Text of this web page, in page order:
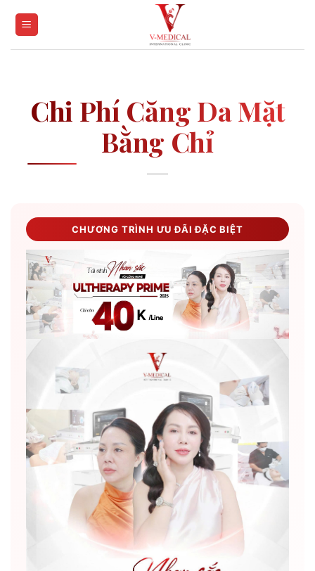
Chi Phí Căng Da Mặt
Bằng Chỉ
CHƯƠNG TRÌNH ƯU ĐÃI ĐẶC BIỆT